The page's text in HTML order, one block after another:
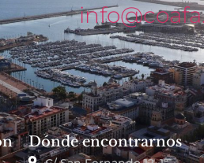
Dónde encontrarnos